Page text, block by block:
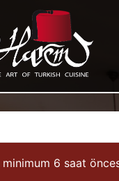
minimum 6 saat